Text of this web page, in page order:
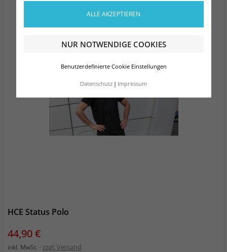
ALLE AKZEPTIEREN
NUR NOTWENDIGE COOKIES
Benutzerdefinierte Cookie Einstellungen
Datenschutz Impressum
HCE Status Polo
Preis
44,90 €
inkl. MwSt. zzgl. Versand